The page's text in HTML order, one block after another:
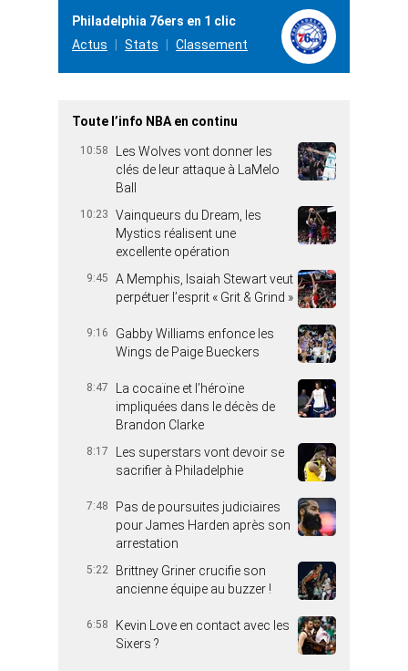
Philadelphia 76ers en 1 clic
Actus
Stats Classement
Toute l’info NBA en continu
10:58
Les Wolves vont donner les
clés de leur attaque à LaMelo
Ball
10:23
Vainqueurs du Dream, les
Mystics réalisent une
excellente opération
9:45
A Memphis, Isaiah Stewart veut
perpétuer l’esprit « Grit & Grind »
9:16
Gabby Williams enfonce les
Wings de Paige Bueckers
8:47
La cocaïne et l’héroïne
impliquées dans le décès de
Brandon Clarke
8:17
Les superstars vont devoir se
sacrifier à Philadelphie
7:48
Pas de poursuites judiciaires
pour James Harden après son
arrestation
5:22
Brittney Griner crucifie son
ancienne équipe au buzzer !
6:58
Kevin Love en contact avec les
Sixers ?